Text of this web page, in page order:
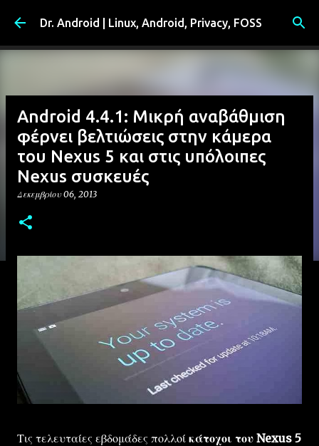
Μετάβαση στο κύριο περιεχόμενο
Dr. Android | Linux, Android, Privacy, FOSS
Android 4.4.1: Μικρή αναβάθμιση
φέρνει βελτιώσεις στην κάμερα
του Nexus 5 και στις υπόλοιπες
Nexus συσκευές
Δεκεμβρίου 06, 2013
Τις τελευταίες εβδομάδες πολλοί κάτοχοι του Nexus 5